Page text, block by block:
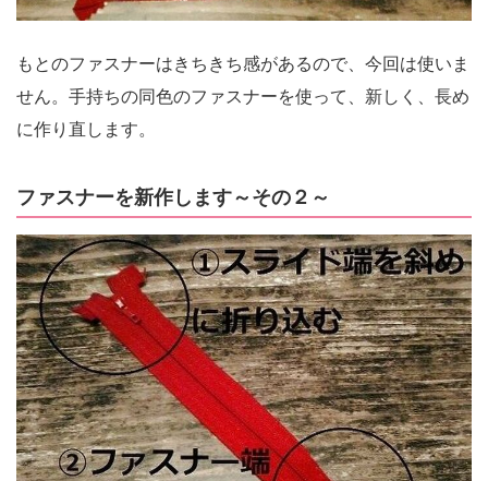
もとのファスナーはきちきち感があるので、今回は使いま
せん。手持ちの同色のファスナーを使って、新しく、長め
に作り直します。
ファスナーを新作します～その２～